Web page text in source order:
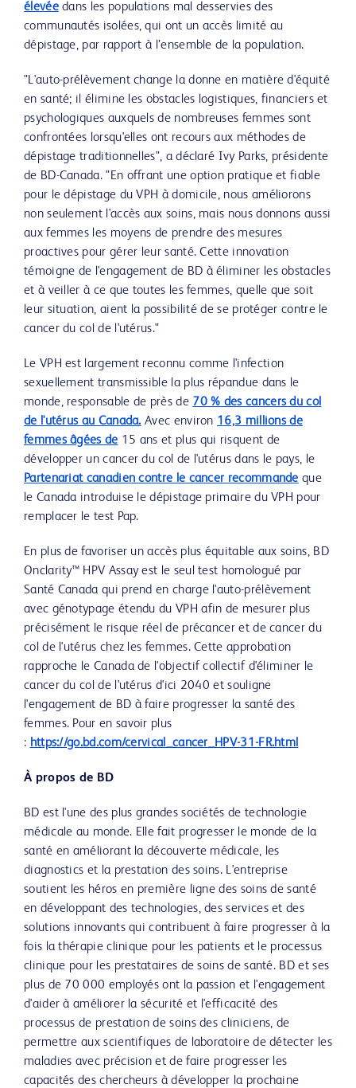
élevéedans les populations mal desservies des
communautés isolées, qui ont un accès limité au
dépistage, par rapport à l’ensemble de la population.
"L'auto-prélèvement change la donne en matière d'équité
en santé; il élimine les obstacles logistiques, financiers et
psychologiques auxquels de nombreuses femmes sont
confrontées lorsqu'elles ont recours aux méthodes de
dépistage traditionnelles", a déclaré Ivy Parks, présidente
de BD-Canada. "En offrant une option pratique et fiable
pour le dépistage du VPH à domicile, nous améliorons
non seulement l'accès aux soins, mais nous donnons aussi
aux femmes les moyens de prendre des mesures
proactives pour gérer leur santé. Cette innovation
témoigne de l'engagement de BD à éliminer les obstacles
et à veiller à ce que toutes les femmes, quelle que soit
leur situation, aient la possibilité de se protéger contre le
cancer du col de l'utérus."
Le VPH est largement reconnu comme l'infection
sexuellement transmissible la plus répandue dans le
monde, responsable de près de 70 % des cancers du col
de l'utérus au Canada. Avec environ 16,3 millions de
femmes âgées de 15 ans et plus qui risquent de
développer un cancer du col de l'utérus dans le pays, le
Partenariat canadien contre le cancer recommande que
le Canada introduise le dépistage primaire du VPH pour
remplacer le test Pap.
En plus de favoriser un accès plus équitable aux soins, BD
Onclarity™ HPV Assay est le seul test homologué par
Santé Canada qui prend en charge l'auto-prélèvement
avec génotypage étendu du VPH afin de mesurer plus
précisément le risque réel de précancer et de cancer du
col de l'utérus chez les femmes. Cette approbation
rapproche le Canada de l'objectif collectif d'éliminer le
cancer du col de l'utérus d'ici 2040 et souligne
l'engagement de BD à faire progresser la santé des
femmes. Pour en savoir plus
: https://go.bd.com/cervical_cancer_HPV-31-FR.html
À propos de BD
BD est l'une des plus grandes sociétés de technologie
médicale au monde. Elle fait progresser le monde de la
santé en améliorant la découverte médicale, les
diagnostics et la prestation des soins. L'entreprise
soutient les héros en première ligne des soins de santé
en développant des technologies, des services et des
solutions innovants qui contribuent à faire progresser à la
fois la thérapie clinique pour les patients et le processus
clinique pour les prestataires de soins de santé. BD et ses
plus de 70 000 employés ont la passion et l'engagement
d'aider à améliorer la sécurité et l'efficacité des
processus de prestation de soins des cliniciens, de
permettre aux scientifiques de laboratoire de détecter les
maladies avec précision et de faire progresser les
capacités des chercheurs à développer la prochaine